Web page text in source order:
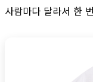
사람마다 달라서 한